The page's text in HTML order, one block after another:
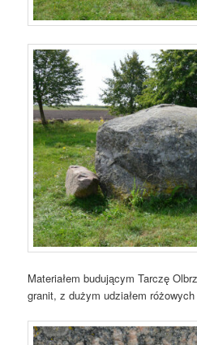
Materiałem budującym Tarczę
granit, z dużym udziałem